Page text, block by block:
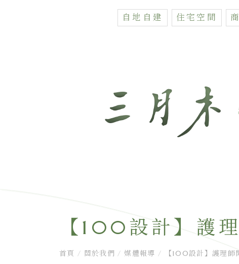
自地自建 住宅空間
【100設計】護
首頁 / 關於我們 / 媒體報導 / 【100設計】護理師